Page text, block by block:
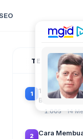
TERPOPULER
1
100 Soal
Beserta
1.005 14
2
Cara